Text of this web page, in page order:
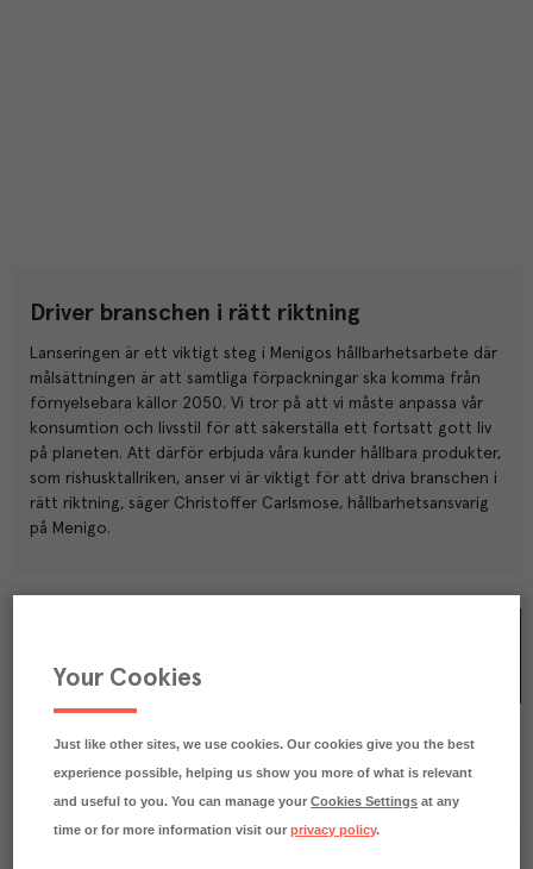
Driver branschen i rätt riktning
Lanseringen är ett viktigt steg i Menigos hållbarhetsarbete där
målsättningen är att samtliga förpackningar ska komma från
förnyelsebara källor 2050. Vi tror på att vi måste anpassa vår
konsumtion och livsstil för att säkerställa ett fortsatt gott liv
på planeten. Att därför erbjuda våra kunder hållbara produkter,
som rishusktallriken, anser vi är viktigt för att driva branschen i
rätt riktning,säger Christoffer Carlsmose, hållbarhetsansvarig
på Menigo.
Köp Rishusk-produkter
Your Cookies
Just like other sites, we use cookies. Our cookies give you the best
experience possible, helping us show you more of what is relevant
and useful to you. You can manage yourCookies Settings at any
time or for more information visit ourprivacy policy.